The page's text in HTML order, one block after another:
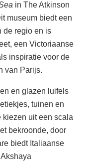
in The Atkinson
museum biedt een
de regio en is
een Victoriaanse
inspiratie voor de
van Parijs.
en glazen luifels
tuinen en
kiezen uit een scala
bekroonde, door
biedt Italiaanse